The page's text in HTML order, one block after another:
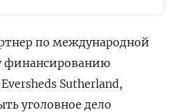
по международной
финансированию
Sutherland,
уголовное дело